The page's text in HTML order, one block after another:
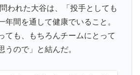
われた大谷は、「投手としても
年間を通して健康でいること。
ても、もちろんチームにとって
うので」と結んだ。